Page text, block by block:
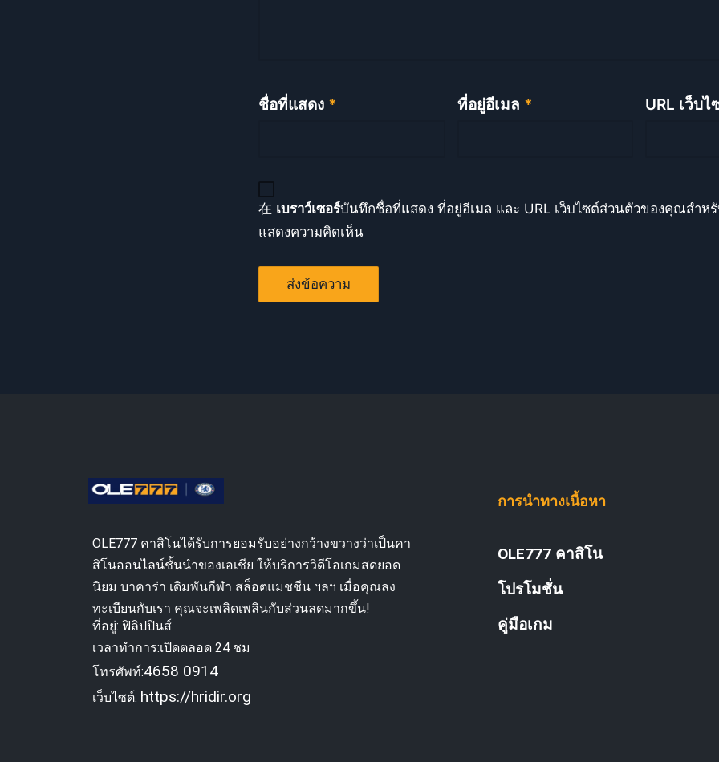
ชื่อที่แสดง * ที่อยู่อีเมล * URL เว็บ
在 เบราว์เซอร์บันทึกชื่อที่แสดง ที่อยู่อีเมล และ URL เว็บไซต์ส่วนตัวของคุณสำห
แสดงความคิดเห็น
OLE777 คาสิโนได้รับการยอมรับอย่างกว้างขวางว่าเป็นคา
สิโนออนไลน์ชั้นนำของเอเชีย ให้บริการวิดีโอเกมสดยอด
นิยม บาคาร่า เดิมพันกีฬา สล็อตแมชชีน ฯลฯ เมื่อคุณลง
ทะเบียนกับเรา คุณจะเพลิดเพลินกับส่วนลดมากขึ้น!
ที่อยู่: ฟิลิปปินส์
เวลาทำการ:เปิดตลอด 24 ชม
โทรศัพท์:4658 0914
เว็บไซต์: https://hridir.org
การนำทางเนื้อหา
OLE777 คาสิโน
โปรโมชั่น
คู่มือเกม